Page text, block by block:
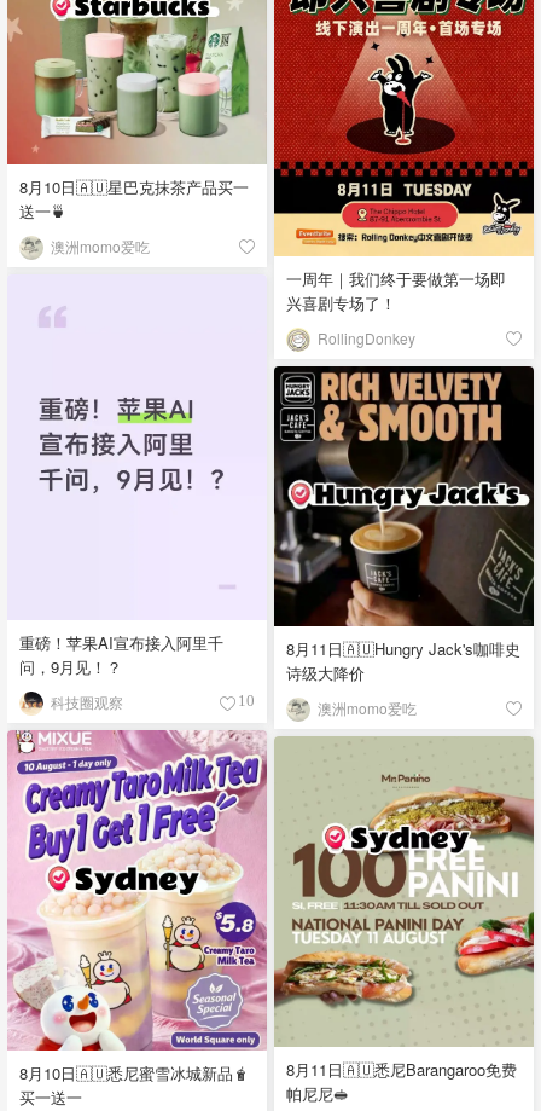
8月10日🇦🇺星巴克抹茶产品买一
送一🍵
澳洲momo爱吃
一周年｜我们终于要做第一场即
兴喜剧专场了！
RollingDonkey
重磅！苹果AI宣布接入阿里千
问，9月见！？
科技圈观察 10
8月11日🇦🇺Hungry Jack's咖啡史
诗级大降价
澳洲momo爱吃
8月10日🇦🇺悉尼蜜雪冰城新品🧋
买一送一
8月11日🇦🇺悉尼Barangaroo免费
帕尼尼🥪